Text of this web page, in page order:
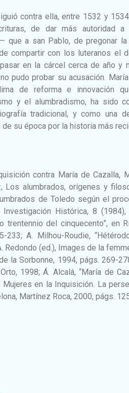
contra ella, entre 1532 y
de dar más autoridad a
que a san Pablo, de pregonar
compartir con los luteranos el
en la cárcel cerca de año y
pudo probar su acusación.
de reforma e innovación
y el alumbradismo, ha sido
tradicional, y como una
su época por la historia más
contra María de Cazalla,
Los alumbrados, orígenes y
de Toledo según el
Histórica, 8
trentennio del cinquecento”, en
A. Milhou-Roudie,
Redondo (ed.), Images de la
la Sorbonne, 1994, págs. 269-
1998; Á. Alcalá, “María de
en la Inquisición. La
Martínez Roca, 2000, págs.